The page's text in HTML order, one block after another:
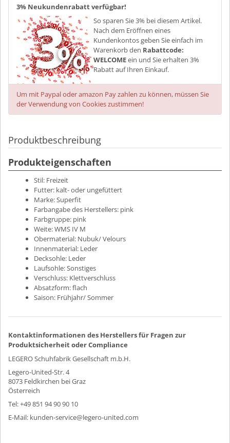
3% Neukundenrabatt verfügbar!
So sparen Sie 3% bei diesem Artikel.
Nach dem Eröffnen eines
Kundenkontos geben Sie einfach im
Warenkorb den Rabattcode:
WELCOMEein und Sie erhalten 3%
Rabatt auf Ihren Einkauf.
Um mit Paypal oder amazon Pay zahlen zu können, müssen Sie
der Verwendung von Cookies zustimmen!
Produktbeschreibung
Produkteigenschaften
Stil: Freizeit
Futter: kalt- oder ungefüttert
Marke:Superfit
Farbangabe des Herstellers: pink
Farbgruppe: pink
Weite:WMS IV M
Obermaterial: Nubuk/ Velours
Innenmaterial: Leder
Decksohle: Leder
Laufsohle:Sonstiges
Verschluss: Klettverschluss
Absatzform:flach
Saison: Frühjahr/ Sommer
Kontaktinformationen des Herstellers für Fragen zur
Produktsicherheit oder Compliance
LEGERO Schuhfabrik Gesellschaft m.b.H.
Legero-United-Str. 4
8073 Feldkirchen bei Graz
Österreich
Tel: +49 851 94 90 90 10
E-Mail: kunden-service@legero-united.com